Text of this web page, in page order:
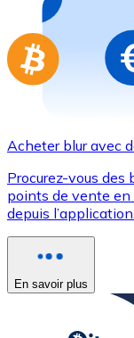
Aller à la
Acheter blur avec
Procurez-vous
points de vente en
depuis l’application.
En savoir plus